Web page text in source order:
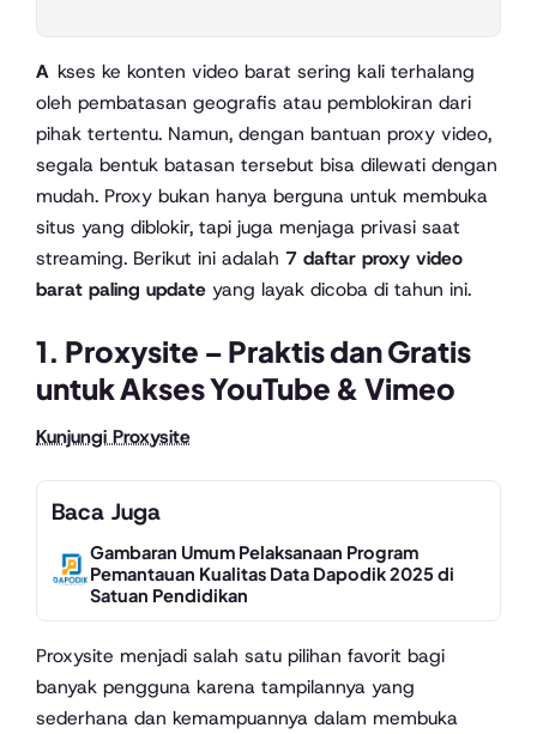
Akses ke konten video barat sering kali terhalang
oleh pembatasan geografis atau pemblokiran dari
pihak tertentu. Namun, dengan bantuan proxy video,
segala bentuk batasan tersebut bisa dilewati dengan
mudah. Proxy bukan hanya berguna untuk membuka
situs yang diblokir, tapi juga menjaga privasi saat
streaming. Berikut ini adalah 7 daftar proxy video
barat paling update yang layak dicoba di tahun ini.
1. Proxysite – Praktis dan Gratis
untuk Akses YouTube & Vimeo
Kunjungi Proxysite
Baca Juga
Gambaran Umum Pelaksanaan Program
Pemantauan Kualitas Data Dapodik 2025 di
Satuan Pendidikan
Proxysite menjadi salah satu pilihan favorit bagi
banyak pengguna karena tampilannya yang
sederhana dan kemampuannya dalam membuka